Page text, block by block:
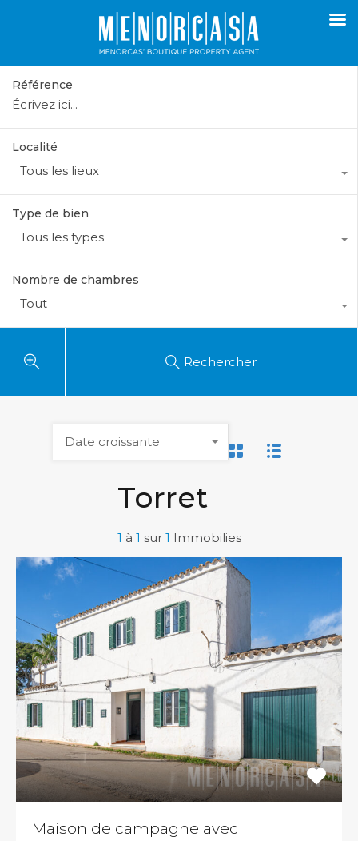
Référence
Localité
Tous les lieux
Type de bien
Tous les types
Nombre de chambres
Tout
Rechercher
Torret
1 à 1 sur 1 Immobilies
Date croissante
Maison de campagne avec